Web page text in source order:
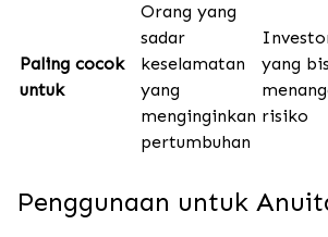
Paling cocok
untuk
Orang yang
sadar
keselamatan
yang
menginginkan
pertumbuhan
yang
risiko
Penggunaan untuk